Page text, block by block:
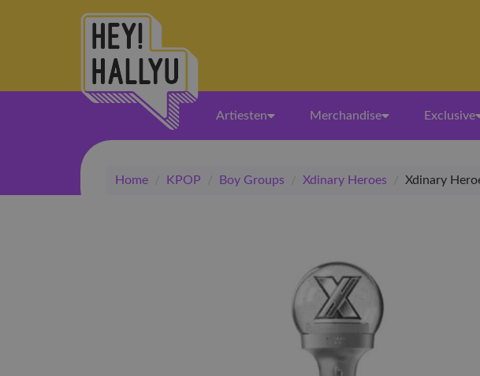
Artiesten Merchandise Exclusive
Home / KPOP / Boy Groups / Xdinary Heroes / Xdinary